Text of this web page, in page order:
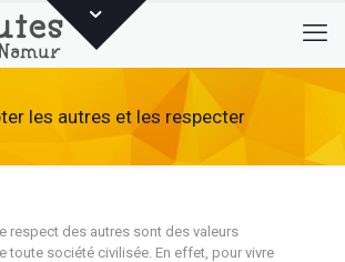
les autres et les respecter
respect des autres sont des valeurs
toute société civilisée. En effet, pour vivre